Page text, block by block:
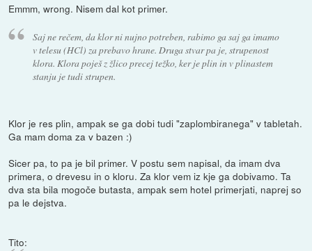
Emmm, wrong. Nisem dal kot primer.
Saj ne rečem, da klor ni nujno potreben, rabimo ga saj ga imamo
v telesu (HCl) za prebavo hrane. Druga stvar pa je, strupenost
klora. Klora poješ z žlico precej težko, ker je plin in v plinastem
stanju je tudi strupen.
Klor je res plin, ampak se ga dobi tudi "zaplombiranega" v tabletah.
Ga mam doma za v bazen :)
Sicer pa, to pa je bil primer. V postu sem napisal, da imam dva
primera, o drevesu in o kloru. Za klor vem iz kje ga dobivamo. Ta
dva sta bila mogoče butasta, ampak sem hotel primerjati, naprej so
pa le dejstva.
Tito: